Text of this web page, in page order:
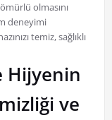
olmasını
deneyimi
temiz, sağlıklı
Hijyenin
ve